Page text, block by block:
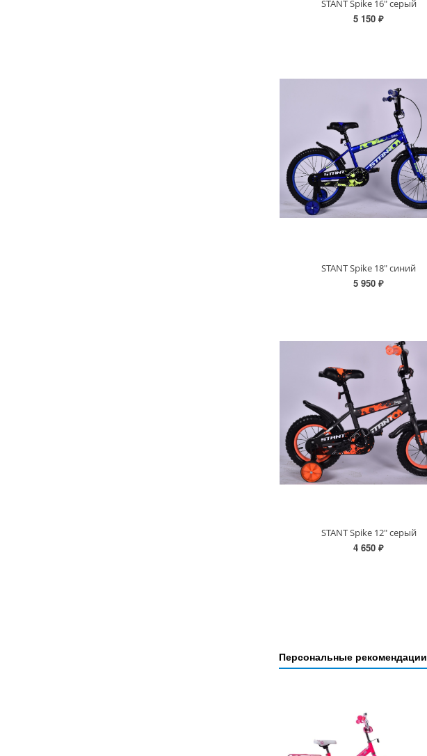
STANT Spike 16" серый
5 150 ₽
STANT Spike 18" синий
5 950 ₽
STANT Spike 12" серый
4 650 ₽
Персональные рекомендации